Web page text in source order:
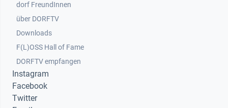
dorf FreundInnen
Footer 3
über DORFTV
Downloads
F(L)OSS Hall of Fame
Footer 4
DORFTV empfangen
Instagram
Facebook
Twitter